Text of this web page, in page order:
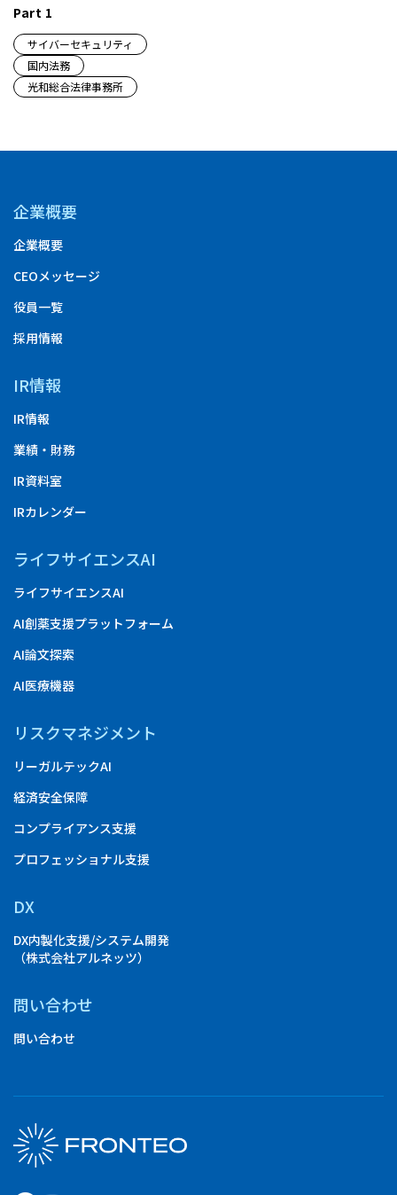
Part 1
サイバーセキュリティ
国内法務
光和総合法律事務所
企業概要
企業概要
CEOメッセージ
役員一覧
採用情報
IR情報
IR情報
業績・財務
IR資料室
IRカレンダー
ライフサイエンスAI
ライフサイエンスAI
AI創薬支援プラットフォーム
AI論文探索
AI医療機器
リスクマネジメント
リーガルテックAI
経済安全保障
コンプライアンス支援
プロフェッショナル支援
DX
DX内製化支援/システム開発
（株式会社アルネッツ）
問い合わせ
問い合わせ